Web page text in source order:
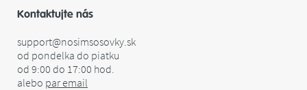
Kontaktujte nás
support@nosimsosovky.sk
od pondelka do piatku
od 9:00 do 17:00 hod.
alebo paremail